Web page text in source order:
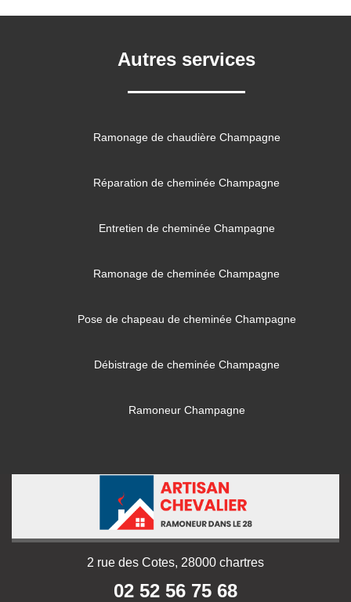
Autres services
Ramonage de chaudière Champagne
Réparation de cheminée Champagne
Entretien de cheminée Champagne
Ramonage de cheminée Champagne
Pose de chapeau de cheminée Champagne
Débistrage de cheminée Champagne
Ramoneur Champagne
2 rue des Cotes, 28000 chartres
02 52 56 75 68